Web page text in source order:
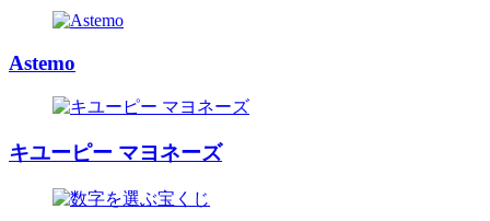
Astemo
キユーピー マヨネーズ